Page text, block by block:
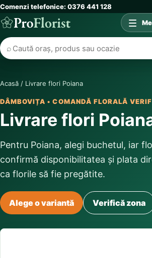
Comenzi telefonice: 0376 441 128
⌕
Acasă / Livrare flori Poiana
DÂMBOVIȚA • COMANDĂ FLORALĂ
Livrare flori
Pentru Poiana, alegi buchetul, iar
confirmă disponibilitatea și plata
ca florile să fie pregătite.
Alege o variantă Verifică zona